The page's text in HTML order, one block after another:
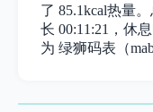
了 85.1kcal热量
长 00:11:21，休
为 绿狮码表（